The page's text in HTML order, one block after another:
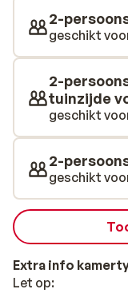
familiekamers
rust en ruimte op
2-
geschikt
2-
tuinzijde
geschikt
2-
geschikt
Extra info
Let op: